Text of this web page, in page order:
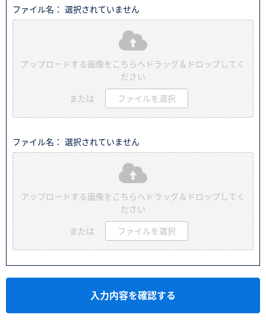
ファイル名： 選択されていません
アップロードする画像をこちらへドラッグ＆ドロップしてく
ださい
または ファイルを選択
ファイル名： 選択されていません
アップロードする画像をこちらへドラッグ＆ドロップしてく
ださい
または ファイルを選択
入力内容を確認する